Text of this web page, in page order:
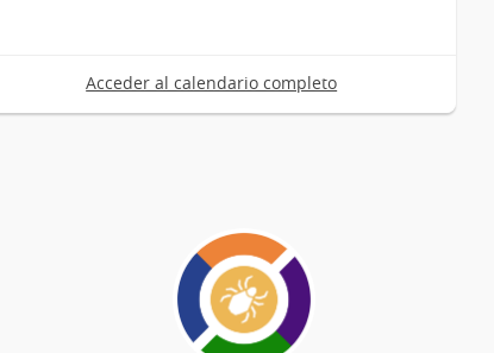
Acceder al calendario completo